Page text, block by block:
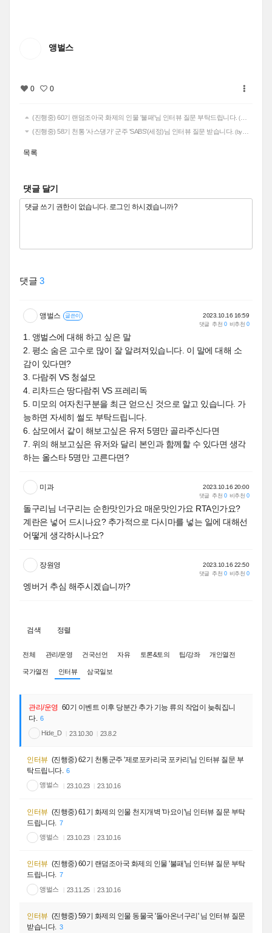
앵벌스
0 0
(진행중) 60기 랜덤조아국 화제의 인물 '불패'님 인터뷰 질문 부탁드립니다. (by 앵벌스)
(진행중) 58기 천통 '사스덍가' 군주 'SABS'(세정)님 인터뷰 질문 받습니다. (by 앵벌스)
목록
댓글 달기
댓글 3
앵벌스 글쓴이 2023.10.16 16:59
댓글 추천 0 비추천 0
1. 앵벌스에 대해 하고 싶은 말
2. 평소 숨은 고수로 많이 잘 알려져있습니다. 이 말에 대해 소
감이 있다면?
3. 다람쥐 VS 청설모
4. 리차드슨 땅다람쥐 VS 프레리독
5. 미모의 여자친구분을 최근 얻으신 것으로 알고 있습니다. 가
능하면 자세히 썰도 부탁드립니다.
6. 삼모에서 같이 해보고싶은 유저 5명만 골라주신다면
7. 위의 해보고싶은 유저와 달리 본인과 함께할 수 있다면 생각
하는 올스타 5명만 고른다면?
미과 2023.10.16 20:00
댓글 추천 0 비추천 0
돌구리님 너구리는 순한맛인가요 매운맛인가요 RTA인가요?
계란은 넣어 드시나요? 추가적으로 다시마를 넣는 일에 대해선
어떻게 생각하시나요?
장원영 2023.10.16 22:50
댓글 추천 0 비추천 0
엥버거 추심 해주시겠습니까?
검색 정렬
전체 관리/운영 건국선언 자유 토론&토의 팁/강좌 개인열전
국가열전 인터뷰 삼국일보
관리/운영 60기 이벤트 이후 당분간 추가 기능 류의 작업이 늦춰집니
다.
6
Hide_D 23.10.30 23.8.2
인터뷰 (진행중) 62기 천통군주 '제로포카리국 포카리'님 인터뷰 질문 부
탁드립니다.
6
앵벌스
23.10.23 23.10.16
인터뷰 (진행중) 61기 화제의 인물 천지개벽 '마요이'님 인터뷰 질문 부탁
드립니다. 7
앵벌스
23.10.23 23.10.16
인터뷰 (진행중) 60기 랜덤조아국 화제의 인물 '불패'님 인터뷰 질문 부탁
드립니다. 7
앵벌스
23.11.25 23.10.16
인터뷰 (진행중) 59기 화제의 인물 동물국 '돌아온너구리' 님 인터뷰 질문
받습니다. 3